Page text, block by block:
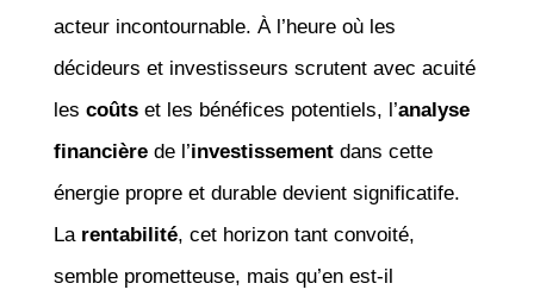
acteur incontournable. À l’heure où les
décideurs et investisseurs scrutent avec acuité
les coûtset les bénéfices potentiels, l’analyse
financièrede l’investissementdans cette
énergie propre et durable devient significatife.
La rentabilité, cet horizon tant convoité,
semble prometteuse, mais qu’en est-il